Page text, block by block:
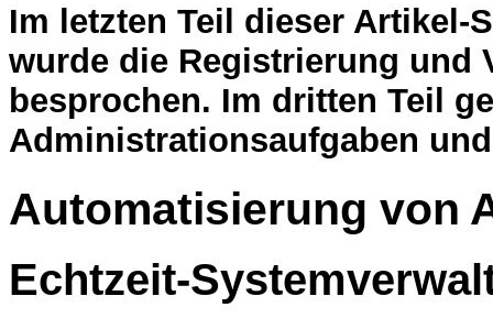
Im letzten Teil dieser Artikel-
wurde die Registrierung und
besprochen. Im dritten Teil
Administrationsaufgaben
Automatisierung von
Echtzeit-